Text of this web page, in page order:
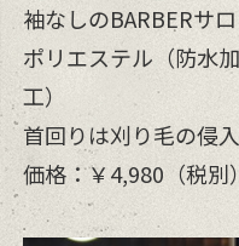
袖なしのBARBERサ
ポリエステル（防水
工）
首回りは刈り毛の侵
価格：￥4,980（税別